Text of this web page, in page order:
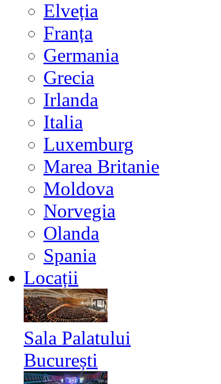
Elveția
Franța
Germania
Grecia
Irlanda
Italia
Luxemburg
Marea Britanie
Moldova
Norvegia
Olanda
Spania
Locații
Sala Palatului
București